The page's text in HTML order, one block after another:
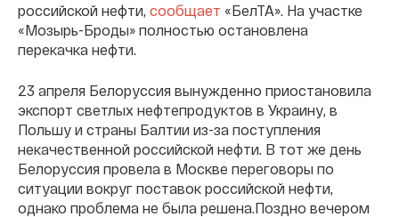
российской нефти, сообщает «БелТА». На участке
«Мозырь-Броды» полностью остановлена
перекачка нефти.
23 апреля Белоруссия вынужденно приостановила
экспорт светлых нефтепродуктов в Украину, в
Польшу и страны Балтии из-за поступления
некачественной российской нефти. В тот же день
Белоруссия провела в Москве переговоры по
ситуации вокруг поставок российской нефти,
однако проблема не была решена.Поздно вечером